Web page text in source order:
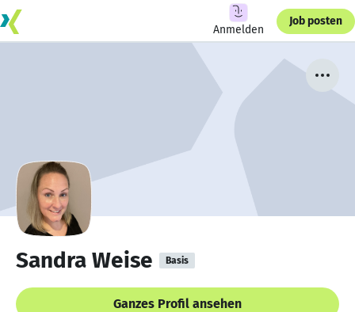
Anmelden
Job posten
Sandra Weise Basis
Ganzes Profil ansehen